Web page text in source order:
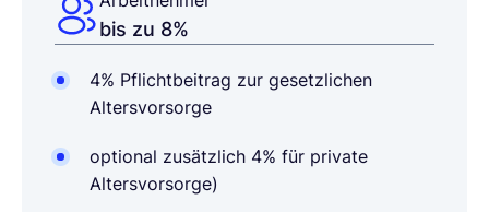
bis zu 8%
4% Pflichtbeitrag zur gesetzlichen
Altersvorsorge
optional zusätzlich 4% für private
Altersvorsorge)